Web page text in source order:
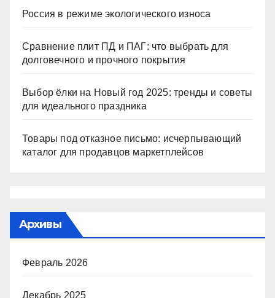
Россия в режиме экологического износа
Сравнение плит ПД и ПАГ: что выбрать для
долговечного и прочного покрытия
Выбор ёлки на Новый год 2025: тренды и советы
для идеального праздника
Товары под отказное письмо: исчерпывающий
каталог для продавцов маркетплейсов
Архивы
Февраль 2026
Декабрь 2025